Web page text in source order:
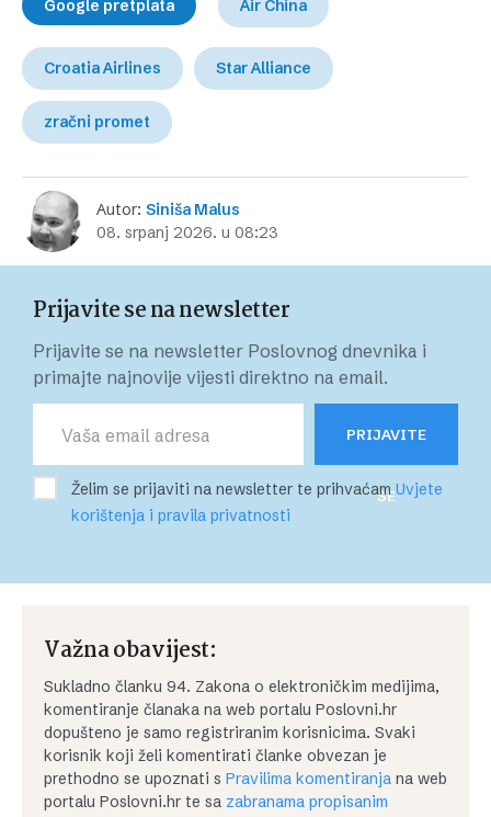
Google pretplata Air China
Croatia Airlines Star Alliance
zračni promet
Autor: Siniša Malus
08. srpanj 2026. u 08:23
Prijavite se na newsletter
Prijavite se na newsletter Poslovnog dnevnika i
primajte najnovije vijesti direktno na email.
PRIJAVITE
SE
Želim se prijaviti na newsletter te prihvaćamUvjete
korištenja i pravila privatnosti
Važna obavijest:
Sukladno članku 94. Zakona o elektroničkim medijima,
komentiranje članaka na web portalu Poslovni.hr
dopušteno je samo registriranim korisnicima. Svaki
korisnik koji želi komentirati članke obvezan je
prethodno se upoznati s Pravilima komentiranja na web
portalu Poslovni.hr te sa zabranama propisanim